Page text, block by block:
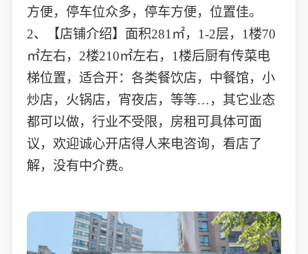
方便，停车位众多，停车方便，位置佳。
2、【店铺介绍】面积281㎡，1-2层，1楼70
㎡左右，2楼210㎡左右，1楼后厨有传菜电
梯位置，适合开：各类餐饮店，中餐馆，小
炒店，火锅店，宵夜店，等等…，其它业态
都可以做，行业不受限，房租可具体可面
议，欢迎诚心开店得人来电咨询，看店了
解，没有中介费。